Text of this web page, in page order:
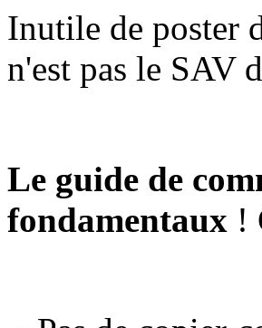
Inutile de poster
n'est pas le SAV
Le guide de
fondamentaux !